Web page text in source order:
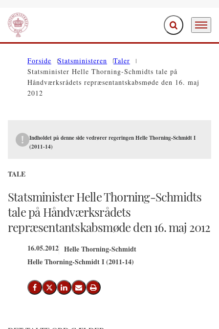
Gå til forsiden Fold søgefelt ud
Menu
Forside Statsministeren
Taler
Statsminister Helle Thorning-Schmidts tale på
Håndværksrådets repræsentantskabsmøde den 16. maj
2012
Indholdet på denne side vedrører regeringen Helle Thorning-Schmidt I
(2011-14)
TALE
Statsminister Helle Thorning-Schmidts
tale på Håndværksrådets
repræsentantskabsmøde den 16. maj 2012
16.05.2012 Helle Thorning-Schmidt
Helle Thorning-Schmidt I (2011-14)
Del på Facebook
Del på X (Twitter)
Del på LinkedIn
Send email
Print